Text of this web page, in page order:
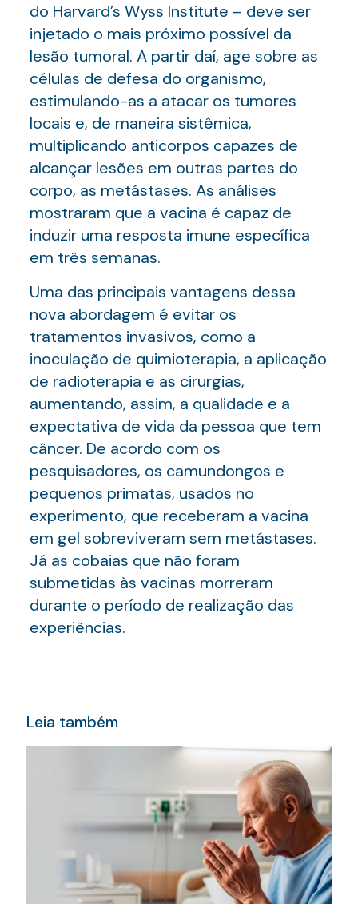
do Harvard’s Wyss Institute – deve ser
injetado o mais próximo possível da
lesão tumoral. A partir daí, age sobre as
células de defesa do organismo,
estimulando-as a atacar os tumores
locais e, de maneira sistêmica,
multiplicando anticorpos capazes de
alcançar lesões em outras partes do
corpo, as metástases. As análises
mostraram que a vacina é capaz de
induzir uma resposta imune específica
em três semanas.
Uma das principais vantagens dessa
nova abordagem é evitar os
tratamentos invasivos, como a
inoculação de quimioterapia, a aplicação
de radioterapia e as cirurgias,
aumentando, assim, a qualidade e a
expectativa de vida da pessoa que tem
câncer. De acordo com os
pesquisadores, os camundongos e
pequenos primatas, usados no
experimento, que receberam a vacina
em gel sobreviveram sem metástases.
Já as cobaias que não foram
submetidas às vacinas morreram
durante o período de realização das
experiências.
Leia também